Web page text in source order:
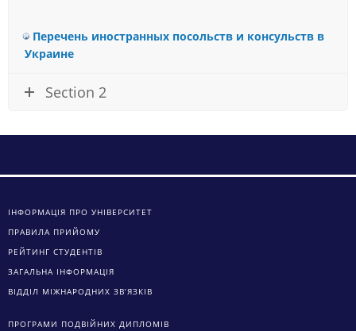
Перечень иностранных посольств и консульств в
Украине
Section 2
ІНФОРМАЦІЯ ПРО УНІВЕРСИТЕТ
ПРАВИЛА ПРИЙОМУ
РЕЙТИНГ СТУДЕНТІВ
ЗАГАЛЬНА ІНФОРМАЦІЯ
ВІДДІЛ МІЖНАРОДНИХ ЗВ’ЯЗКІВ
ПРОГРАМИ ПОДВІЙНИХ ДИПЛОМІВ